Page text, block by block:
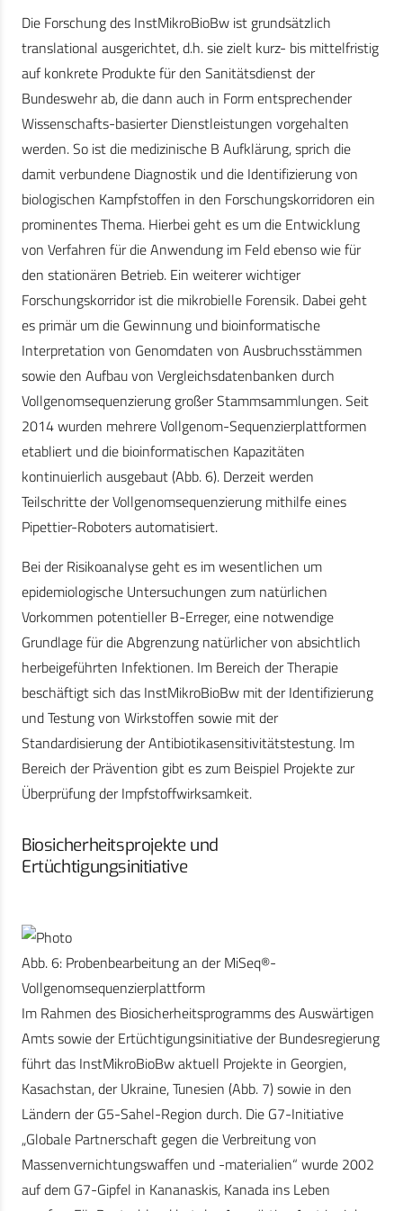
Die Forschung des InstMikroBioBw ist grundsätzlich
translational ausgerichtet, d.h. sie zielt kurz- bis mittelfristig
auf konkrete Produkte für den Sanitätsdienst der
Bundeswehr ab, die dann auch in Form entsprechender
Wissenschafts-basierter Dienstleistungen vorgehalten
werden. So ist die medizinische B Aufklärung, sprich die
damit verbundene Diagnostik und die Identifizierung von
biologischen Kampfstoffen in den Forschungskorridoren ein
prominentes Thema. Hierbei geht es um die Entwicklung
von Verfahren für die Anwendung im Feld ebenso wie für
den stationären Betrieb. Ein weiterer wichtiger
Forschungskorridor ist die mikrobielle Forensik. Dabei geht
es primär um die Gewinnung und bioinformatische
Interpretation von Genomdaten von Ausbruchsstämmen
sowie den Aufbau von Vergleichsdatenbanken durch
Vollgenomsequenzierung großer Stammsammlungen. Seit
2014 wurden mehrere Vollgenom-Sequenzierplattformen
etabliert und die bioinformatischen Kapazitäten
kontinuierlich ausgebaut (Abb. 6). Derzeit werden
Teilschritte der Vollgenomsequenzierung mithilfe eines
Pipettier-Roboters automatisiert.
Bei der Risikoanalyse geht es im wesentlichen um
epidemiologische Untersuchungen zum natürlichen
Vorkommen potentieller B-Erreger, eine notwendige
Grundlage für die Abgrenzung natürlicher von absichtlich
herbeigeführten Infektionen. Im Bereich der Therapie
beschäftigt sich das InstMikroBioBw mit der Identifizierung
und Testung von Wirkstoffen sowie mit der
Standardisierung der Antibiotikasensitivitätstestung. Im
Bereich der Prävention gibt es zum Beispiel Projekte zur
Überprüfung der Impfstoffwirksamkeit.
Biosicherheitsprojekte und
Ertüchtigungsinitiative
Abb. 6: Probenbearbeitung an der MiSeq®-
Vollgenomsequenzierplattform
Im Rahmen des Biosicherheitsprogramms des Auswärtigen
Amts sowie der Ertüchtigungsinitiative der Bundesregierung
führt das InstMikroBioBw aktuell Projekte in Georgien,
Kasachstan, der Ukraine, Tunesien (Abb. 7) sowie in den
Ländern der G5-Sahel-Region durch. Die G7-Initiative
„Globale Partnerschaft gegen die Verbreitung von
Massenvernichtungswaffen und -materialien“ wurde 2002
auf dem G7-Gipfel in Kananaskis, Kanada ins Leben